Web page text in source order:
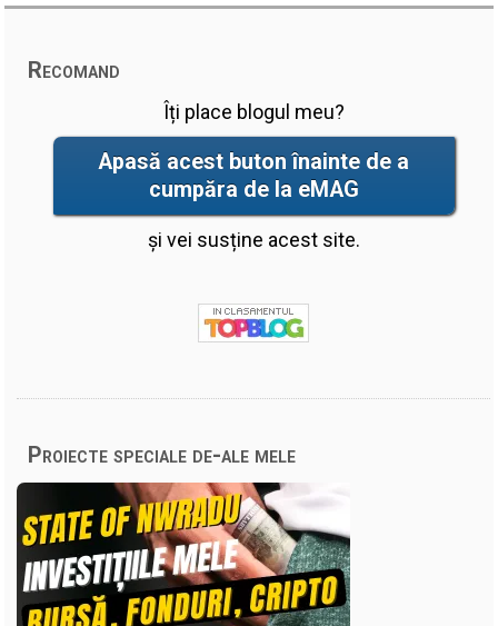
Recomand
Îți place blogul meu?
Apasă acest buton înainte de a
cumpăra de la eMAG
și vei susține acest site.
Proiecte speciale de-ale mele